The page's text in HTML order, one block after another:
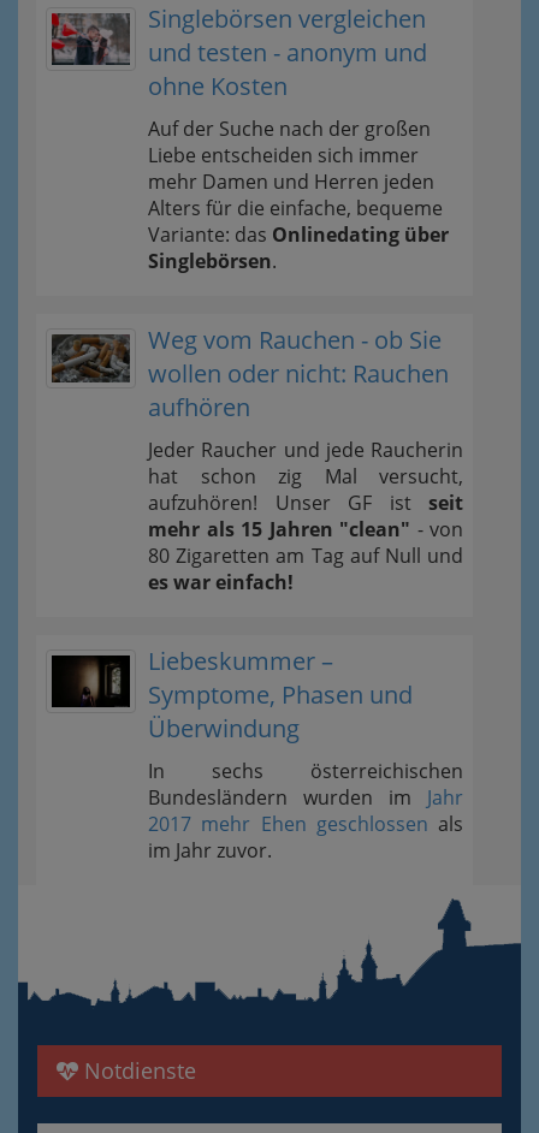
Singlebörsen vergleichen
und testen - anonym und
ohne Kosten
Auf der Suche nach der großen
Liebe entscheiden sich immer
mehr Damen und Herren jeden
Alters für die einfache, bequeme
Variante: das Onlinedating über
Singlebörsen.
Weg vom Rauchen - ob Sie
wollen oder nicht: Rauchen
aufhören
Jeder Raucher und jede Raucherin
hat schon zig Mal versucht,
aufzuhören! Unser GF ist seit
mehr als 15 Jahren "clean" - von
80 Zigaretten am Tag auf Null und
es war einfach!
Liebeskummer –
Symptome, Phasen und
Überwindung
In sechs österreichischen
Bundesländern wurden im Jahr
2017 mehr Ehen geschlossen als
im Jahr zuvor.
Notdienste